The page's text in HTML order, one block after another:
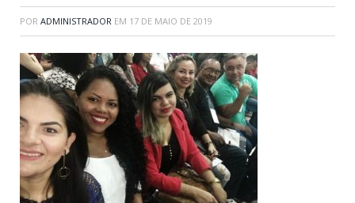
POR ADMINISTRADOR EM 17 DE MAIO DE 2019